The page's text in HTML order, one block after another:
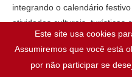
integrando o calendário
atividades culturais, turísticas
O planejamento da gestão
com aParóquia de São João
Este site usa cookies
Assumiremos que você está
por não participar se